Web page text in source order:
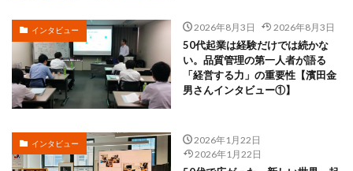
インタビュー 2026年8月3日 2026年8月3日
50代起業は経験だけでは続かな
い。品質管理の第一人者が語る
「経営する力」の重要性【濱田金
男さんインタビュー①】
インタビュー
2026年1月22日
2026年1月22日